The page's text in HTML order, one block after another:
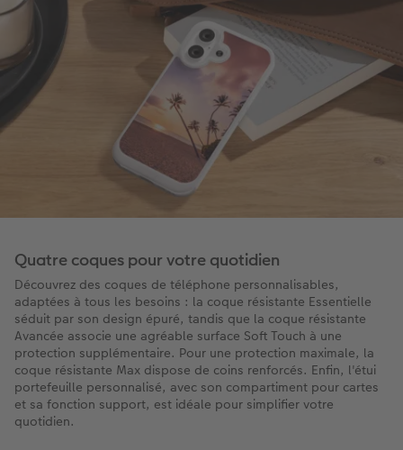
Quatre coques pour votre quotidien
Découvrez des coques de téléphone personnalisables,
adaptées à tous les besoins : la coque résistante Essentielle
séduit par son design épuré, tandis que la coque résistante
Avancée associe une agréable surface Soft Touch à une
protection supplémentaire. Pour une protection maximale, la
coque résistante Max dispose de coins renforcés. Enfin, l'étui
portefeuille personnalisé, avec son compartiment pour cartes
et sa fonction support, est idéale pour simplifier votre
quotidien.